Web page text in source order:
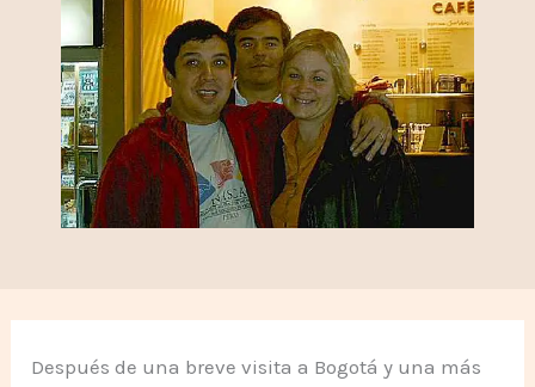
Después de una breve visita a Bogotá y una más